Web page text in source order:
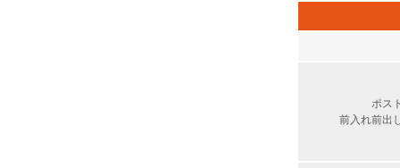
ポスト
前入れ前出